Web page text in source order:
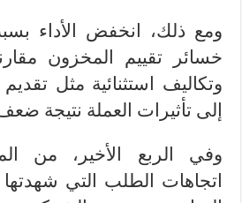
ومع ذلك، انخفض الأداء
خسائر تقييم المخزون
وتكاليف استثنائية مثل تقديم
إلى تأثيرات العملة نتيجة
وفي الربع الأخير، من
اتجاهات الطلب التي